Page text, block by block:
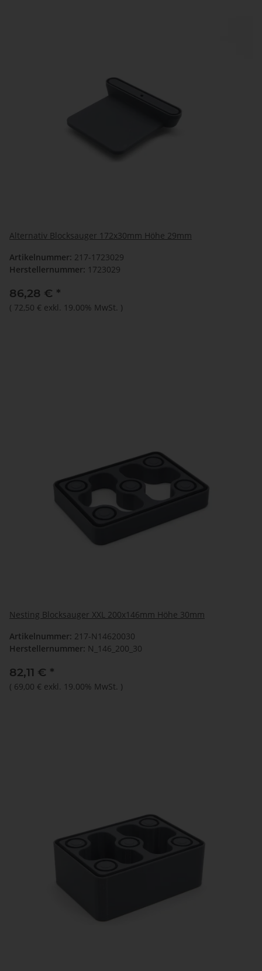
Alternativ Blocksauger 172x30mm Höhe 29mm
Artikelnummer: 217-1723029
Herstellernummer: 1723029
86,28 € *
( 72,50 € exkl. 19.00% MwSt. )
Nesting Blocksauger XXL 200x146mm Höhe 30mm
Artikelnummer: 217-N14620030
Herstellernummer: N_146_200_30
82,11 € *
( 69,00 € exkl. 19.00% MwSt. )